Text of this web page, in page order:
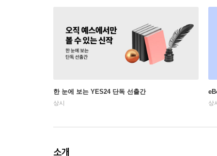
한 눈에 보는 YES24 단독 선출간
상시 상
소개